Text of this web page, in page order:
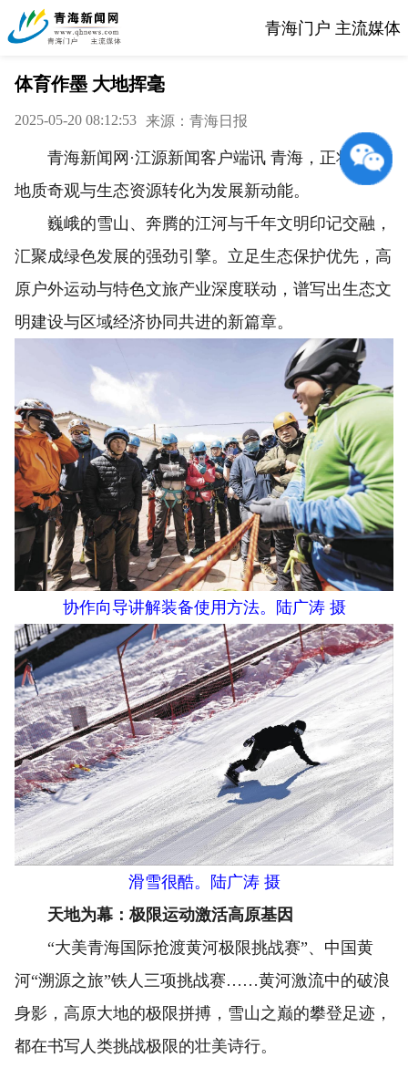
青海门户 主流媒体
体育作墨 大地挥毫
2025-05-20 08:12:53 来源：青海日报
青海新闻网·江源新闻客户端讯 青海，正将壮美
地质奇观与生态资源转化为发展新动能。
巍峨的雪山、奔腾的江河与千年文明印记交融，
汇聚成绿色发展的强劲引擎。立足生态保护优先，高
原户外运动与特色文旅产业深度联动，谱写出生态文
明建设与区域经济协同共进的新篇章。
协作向导讲解装备使用方法。陆广涛 摄
滑雪很酷。陆广涛 摄
天地为幕：极限运动激活高原基因
“大美青海国际抢渡黄河极限挑战赛”、中国黄
河“溯源之旅”铁人三项挑战赛……黄河激流中的破浪
身影，高原大地的极限拼搏，雪山之巅的攀登足迹，
都在书写人类挑战极限的壮美诗行。